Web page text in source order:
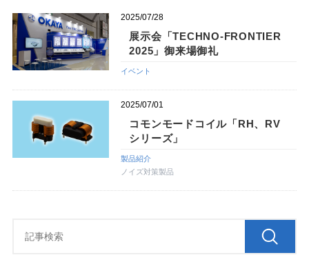
2025/07/28
展示会「TECHNO-FRONTIER
2025」御来場御礼
イベント
2025/07/01
コモンモードコイル「RH、RV
シリーズ」
製品紹介
ノイズ対策製品